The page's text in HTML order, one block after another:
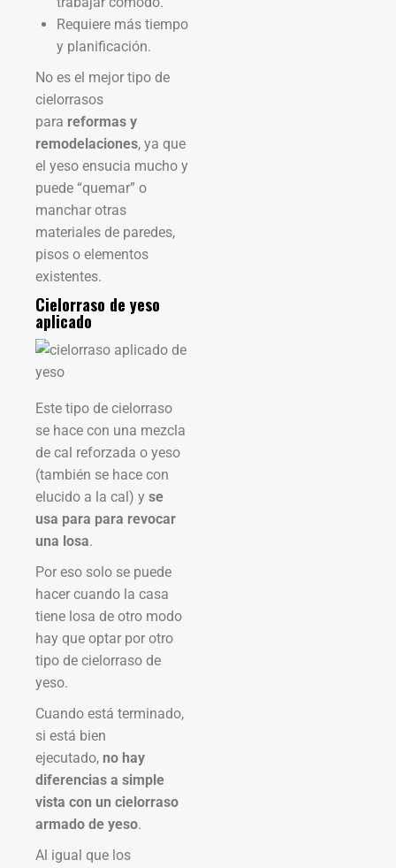
Requiere más tiempo
y planificación.
No es el mejor tipo de
cielorrasos
para reformas y
remodelaciones, ya que
el yeso ensucia mucho y
puede “quemar” o
manchar otras
materiales de paredes,
pisos o elementos
existentes.
Cielorraso de yeso
aplicado
Este tipo de cielorraso
se hace con una mezcla
de cal reforzada o yeso
(también se hace con
elucido a la cal) y se
usa para para revocar
una losa.
Por eso solo se puede
hacer cuando la casa
tiene losa de otro modo
hay que optar por otro
tipo de cielorraso de
yeso.
Cuando está terminado,
si está bien
ejecutado, no hay
diferencias a simple
vista con un cielorraso
armado de yeso.
Al igual que los